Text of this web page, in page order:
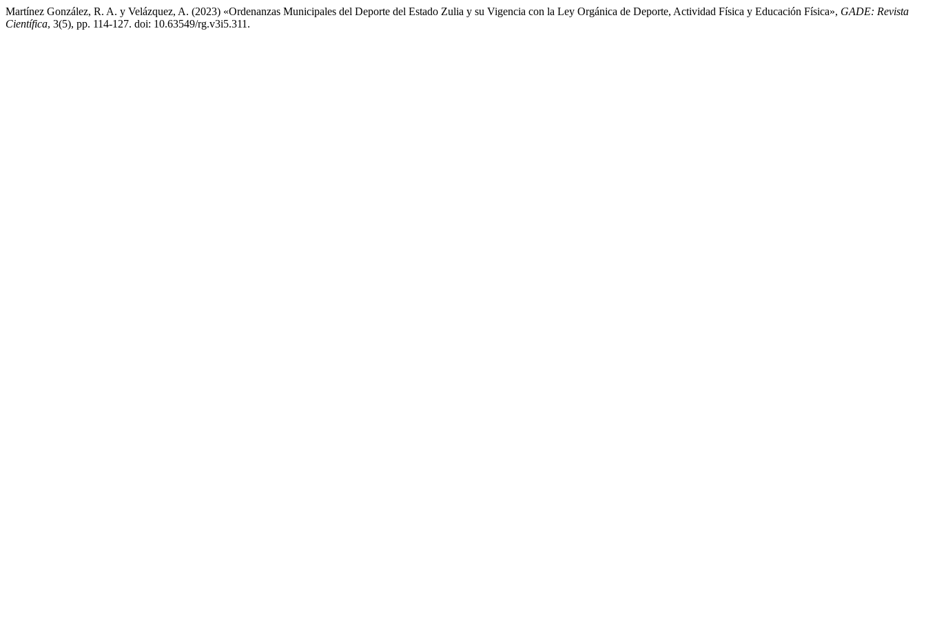
Martínez González, R. A. y Velázquez, A. (2023) «Ordenanzas Municipales del Deporte del Estado Zulia y su Vigencia con la Ley Orgánica de Deporte, Actividad Física y Educación Física», GADE: Revista
Científica, 3(5), pp. 114-127. doi: 10.63549/rg.v3i5.311.